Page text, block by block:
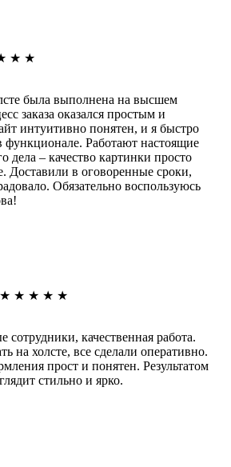
★ ★
была выполнена на высшем
заказа оказался простым и
интуитивно понятен, и я быстро
функционале. Работают настоящие
дела – качество картинки просто
Доставили в оговоренные сроки,
Обязательно воспользуюсь
★ ★ ★ ★ ★
сотрудники, качественная работа.
на холсте, все сделали оперативно.
прост и понятен. Результатом
стильно и ярко.